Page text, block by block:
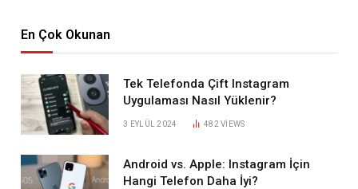
En Çok Okunan
Tek Telefonda Çift Instagram
Uygulaması Nasıl Yüklenir?
3 EYLÜL 2024 482VIEWS
Android vs. Apple: Instagram İçin
Hangi Telefon Daha İyi?